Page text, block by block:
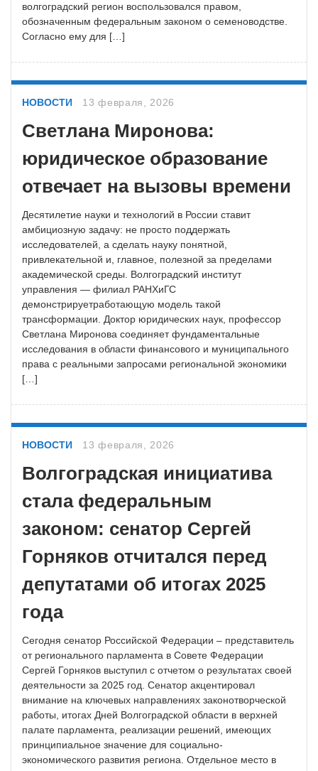
волгоградский регион воспользовался правом,
обозначенным федеральным законом о семеноводстве.
Согласно ему для […]
НОВОСТИ 13 февраля, 2026
Светлана Миронова:
юридическое образование
отвечает на вызовы времени
Десятилетие науки и технологий в России ставит
амбициозную задачу: не просто поддержать
исследователей, а сделать науку понятной,
привлекательной и, главное, полезной за пределами
академической среды. Волгоградский институт
управления — филиал РАНХиГС
демонстрируетработающую модель такой
трансформации. Доктор юридических наук, профессор
Светлана Миронова соединяет фундаментальные
исследования в области финансового и муниципального
права с реальными запросами региональной экономики
[…]
НОВОСТИ 13 февраля, 2026
Волгоградская инициатива
стала федеральным
законом: сенатор Сергей
Горняков отчитался перед
депутатами об итогах 2025
года
Сегодня сенатор Российской Федерации – представитель
от регионального парламента в Совете Федерации
Сергей Горняков выступил с отчетом о результатах своей
деятельности за 2025 год. Сенатор акцентировал
внимание на ключевых направлениях законотворческой
работы, итогах Дней Волгоградской области в верхней
палате парламента, реализации решений, имеющих
принципиальное значение для социально-
экономического развития региона. Отдельное место в